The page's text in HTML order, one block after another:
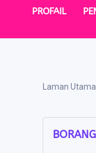
PROFAIL
Laman Utama
BORANG